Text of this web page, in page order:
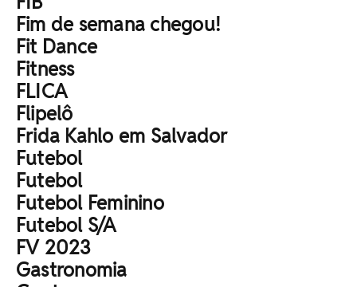
Fim de semana chegou!
Fit Dance
Fitness
FLICA
Flipelô
Frida Kahlo em Salvador
Futebol
Futebol
Futebol Feminino
Futebol S/A
FV 2023
Gastronomia